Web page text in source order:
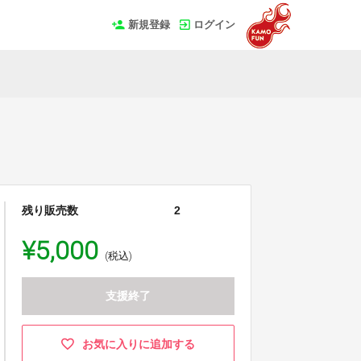
新規登録 ログイン
残り販売数 2
¥5,000 (税込)
支援終了
お気に入りに追加する